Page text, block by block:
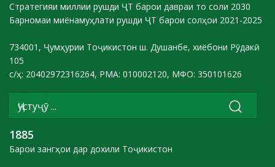
Стратегияи миллии рушди ҶТ барои давраи то соли 2030
Барномаи миёнамуҳлати рушди ҶТ барои солҳои 2021-2025
734001, Ҷумҳурии Тоҷикистон ш. Душанбе, хиёбони Рӯдакӣ
105
с/ҳ: 20402972316264, РМА: 010002120, МФО: 350101626
1885
Барои зангҳои дар дохили Тоҷикистон